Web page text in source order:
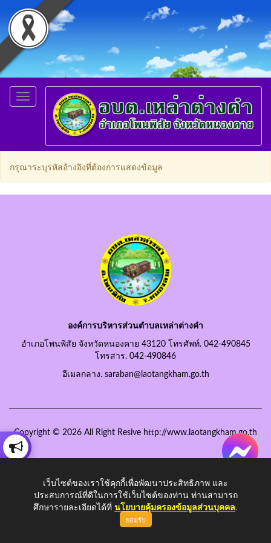
Toggle
navigation
กรุณาระบุรหัสอ้างอิงที่ต้องการแสดงข้อมูล
องค์การบริหารส่วนตำบลเหล่าต่างคำ
อำเภอโพนพิสัย จังหวัดหนองคาย 43120 โทรศัพท์. 042-490845
โทรสาร. 042-490846
อีเมลกลาง. saraban@laotangkham.go.th
Copyright © 2026 All Right Resive http://www.laotangkham.go.th
เว็บไซต์ของเราใช้คุกกี้เพื่อพัฒนาประสิทธิภาพ และ
ประสบการณ์ที่ดีในการใช้เว็บไซต์ของท่าน ท่านสามารถ
ศึกษารายละเอียดได้ที่ นโยบายคุ้มครองข้อมูลส่วนบุคคล.
ยอมรับ